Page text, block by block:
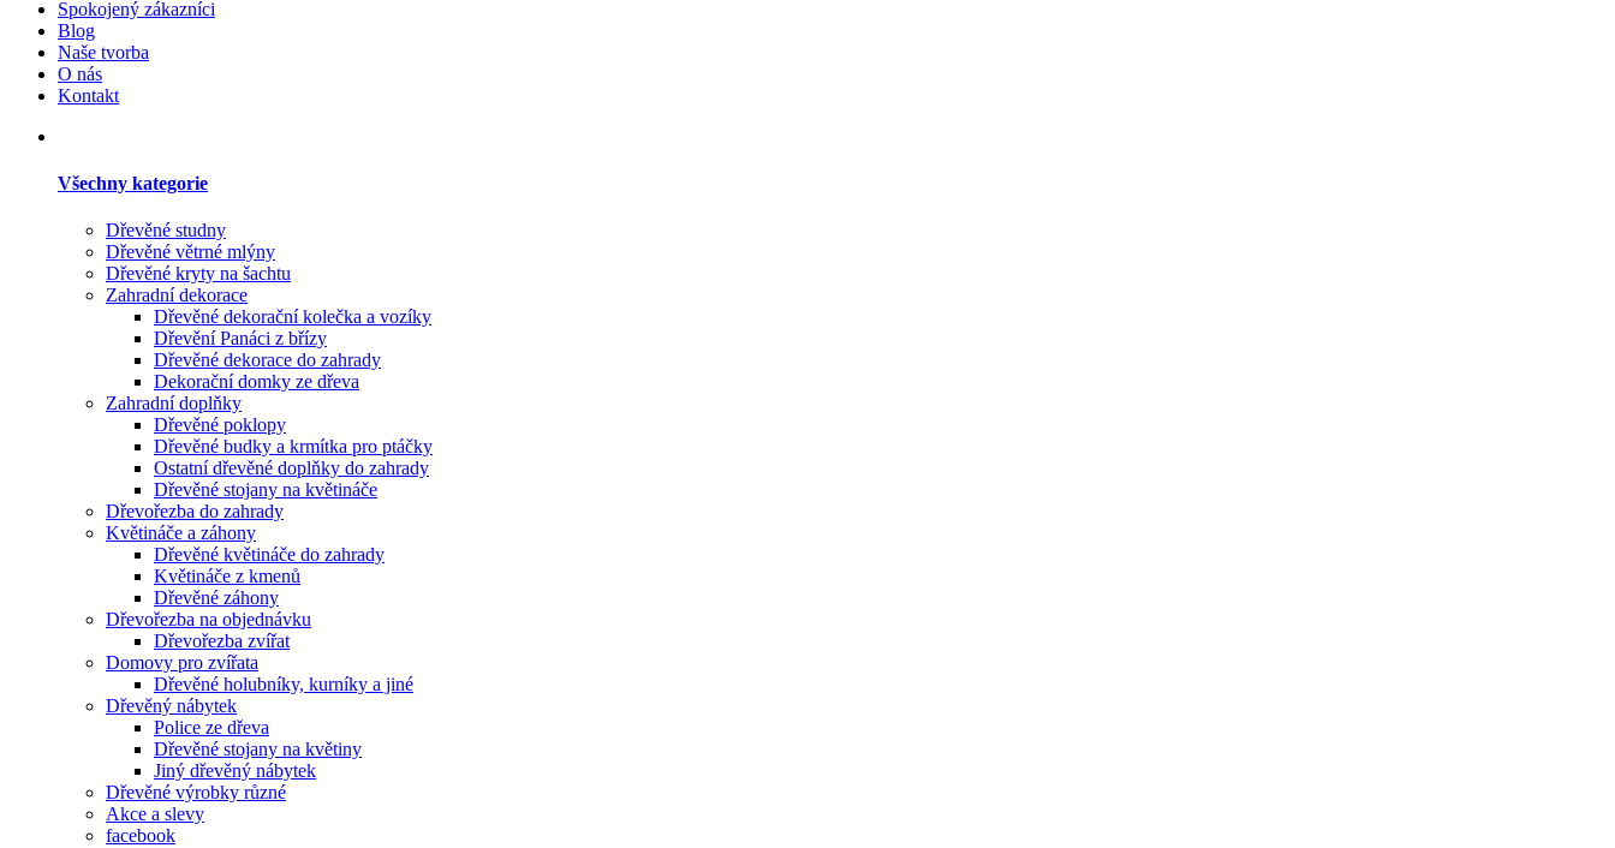
Spokojený zákazníci
Blog
Naše tvorba
O nás
Kontakt
Všechny kategorie
Dřevěné studny
Dřevěné větrné mlýny
Dřevěné kryty na šachtu
Zahradní dekorace
Dřevěné dekorační kolečka a vozíky
Dřevění Panáci z břízy
Dřevěné dekorace do zahrady
Dekorační domky ze dřeva
Zahradní doplňky
Dřevěné poklopy
Dřevěné budky a krmítka pro ptáčky
Ostatní dřevěné doplňky do zahrady
Dřevěné stojany na květináče
Dřevořezba do zahrady
Květináče a záhony
Dřevěné květináče do zahrady
Květináče z kmenů
Dřevěné záhony
Dřevořezba na objednávku
Dřevořezba zvířat
Domovy pro zvířata
Dřevěné holubníky, kurníky a jiné
Dřevěný nábytek
Police ze dřeva
Dřevěné stojany na květiny
Jiný dřevěný nábytek
Dřevěné výrobky různé
Akce a slevy
facebook